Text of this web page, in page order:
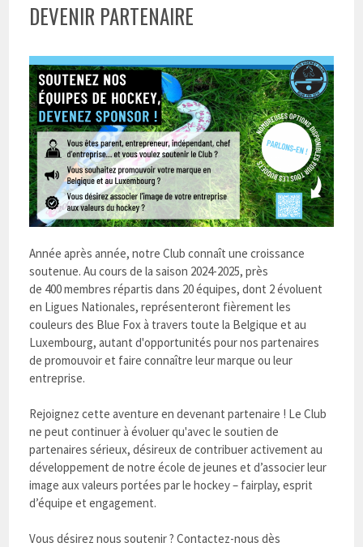
DEVENIR PARTENAIRE
Année après année, notre Club connaît une croissance
soutenue. Au cours de la saison 2024-2025, près
de 400 membres répartis dans 20 équipes, dont 2 évoluent
en Ligues Nationales, représenteront fièrement les
couleurs des Blue Fox à travers toute la Belgique et au
Luxembourg, autant d'opportunités pour nos partenaires
de promouvoir et faire connaître leur marque ou leur
entreprise.
Rejoignez cette aventure en devenant partenaire ! Le Club
ne peut continuer à évoluer qu'avec le soutien de
partenaires sérieux, désireux de contribuer activement au
développement de notre école de jeunes et d’associer leur
image aux valeurs portées par le hockey – fairplay, esprit
d’équipe et engagement.
Vous désirez nous soutenir ? Contactez-nous dès